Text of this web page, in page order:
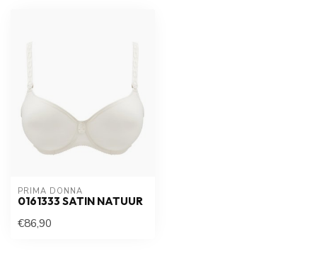
PRIMA DONNA
0161333 SATIN NATUUR
€86,90